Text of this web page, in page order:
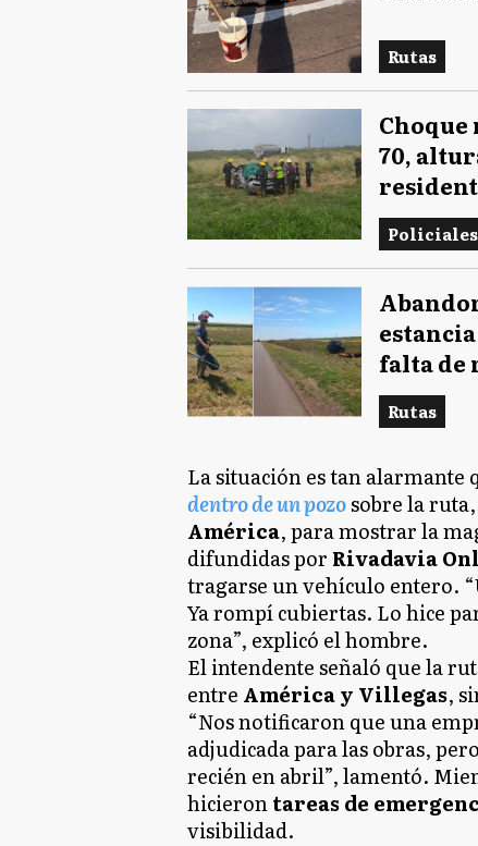
Rutas
Choque
70,
Policiales
falta de
Rutas
La situación es tan alarmante
dentro de un pozosobre la
América, para mostrar la
difundidas por Rivadavia
tragarse un vehículo entero.
Ya rompí cubiertas. Lo hice
zona”, explicó el hombre.
El intendente señaló que la
entre América y Villegas,
“Nos notificaron que una
adjudicada para las obras,
recién en abril”, lamentó.
hicierontareas de
visibilidad.